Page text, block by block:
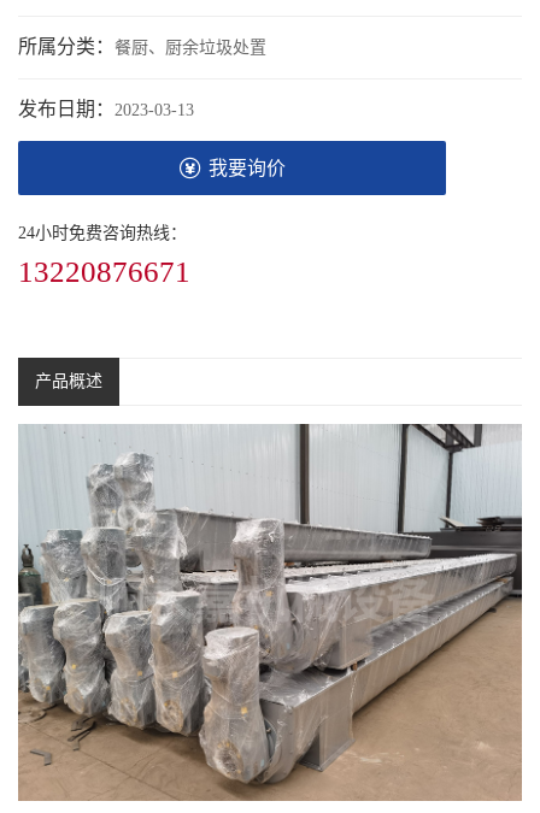
所属分类： 餐厨、厨余垃圾处置
发布日期： 2023-03-13
我要询价
24小时免费咨询热线：
13220876671
产品概述